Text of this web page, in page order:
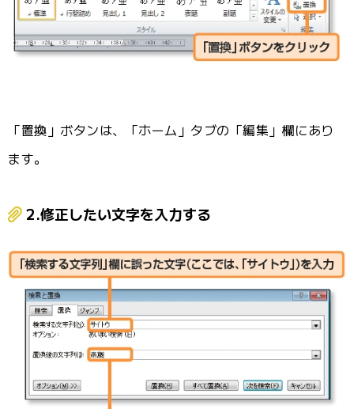
「置換」ボタンは、「ホーム」タブの「編集」欄にあり
ます。
2.修正したい文字を入力する